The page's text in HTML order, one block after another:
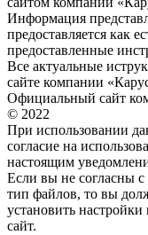
Информация
предоставляется как
предоставленные
Все актуальные
сайте компании
Официальный сайт
© 2022
При использовании
согласие на
настоящим
Если вы не согласны
тип файлов, то вы
установить настройки
сайт.